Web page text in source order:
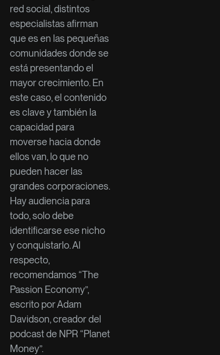
red social, distintos
especialistas afirman
que es en las pequeñas
comunidades donde se
está presentando el
mayor crecimiento. En
este caso, el contenido
es clave y también la
capacidad para
moverse hacia donde
ellos van, lo que no
pueden hacer las
grandes corporaciones.
Hay audiencia para
todo, solo debe
identificarse ese nicho
y conquistarlo. Al
respecto,
recomendamos “The
Passion Economy”,
escrito por Adam
Davidson, creador del
podcast de NPR “Planet
Money”.